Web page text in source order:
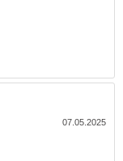
07.05.2025